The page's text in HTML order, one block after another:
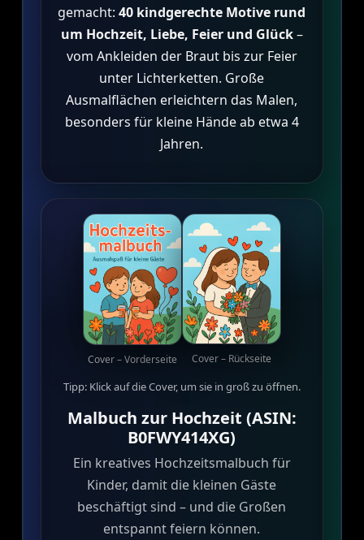
gemacht:40 kindgerechte Motive rund
um Hochzeit, Liebe, Feier und Glück–
vom Ankleiden der Braut bis zur Feier
unter Lichterketten. Große
Ausmalflächen erleichtern das Malen,
besonders für kleine Hände ab etwa 4
Jahren.
Cover – Vorderseite Cover – Rückseite
Tipp: Klick auf die Cover, um sie in groß zu öffnen.
Malbuch zur Hochzeit (ASIN:
B0FWY414XG)
Ein kreatives Hochzeitsmalbuch für
Kinder, damit die kleinen Gäste
beschäftigt sind – und die Großen
entspannt feiern können.